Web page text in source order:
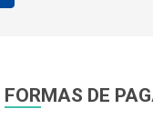
FORMAS DE